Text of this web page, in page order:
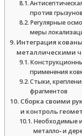
против
Регулярные
меры
Интеграция
металлическими
применения
Стыки,
фрагментов
Сборка своими
и контроль
Необходимые
металло‑ и